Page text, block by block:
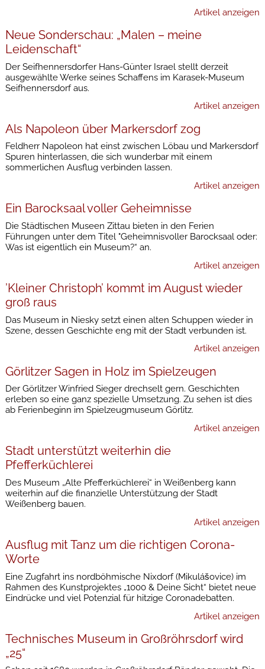
Artikel anzeigen
Neue Sonderschau: „Malen – meine
Leidenschaft“
Der Seifhennersdorfer Hans-Günter Israel stellt derzeit
ausgewählte Werke seines Schaffens im Karasek-Museum
Seifhennersdorf aus.
Artikel anzeigen
Als Napoleon über Markersdorf zog
Feldherr Napoleon hat einst zwischen Löbau und Markersdorf
Spuren hinterlassen, die sich wunderbar mit einem
sommerlichen Ausflug verbinden lassen.
Artikel anzeigen
Ein Barocksaal voller Geheimnisse
Die Städtischen Museen Zittau bieten in den Ferien
Führungen unter dem Titel "Geheimnisvoller Barocksaal oder:
Was ist eigentlich ein Museum?“ an.
Artikel anzeigen
’Kleiner Christoph’ kommt im August wieder
groß raus
Das Museum in Niesky setzt einen alten Schuppen wieder in
Szene, dessen Geschichte eng mit der Stadt verbunden ist.
Artikel anzeigen
Görlitzer Sagen in Holz im Spielzeugen
Der Görlitzer Winfried Sieger drechselt gern. Geschichten
erleben so eine ganz spezielle Umsetzung. Zu sehen ist dies
ab Ferienbeginn im Spielzeugmuseum Görlitz.
Artikel anzeigen
Stadt unterstützt weiterhin die
Pfefferküchlerei
Des Museum „Alte Pfefferküchlerei“ in Weißenberg kann
weiterhin auf die finanzielle Unterstützung der Stadt
Weißenberg bauen.
Artikel anzeigen
Ausflug mit Tanz um die richtigen Corona-
Worte
Eine Zugfahrt ins nordböhmische Nixdorf (Mikulášovice) im
Rahmen des Kunstprojektes „1000 & Deine Sicht“ bietet neue
Eindrücke und viel Potenzial für hitzige Coronadebatten.
Artikel anzeigen
Technisches Museum in Großröhrsdorf wird
„25“